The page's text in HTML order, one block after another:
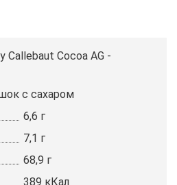
Callebaut Cocoa AG -
с сахаром
6,6 г
7,1 г
68,9 г
389 кКал